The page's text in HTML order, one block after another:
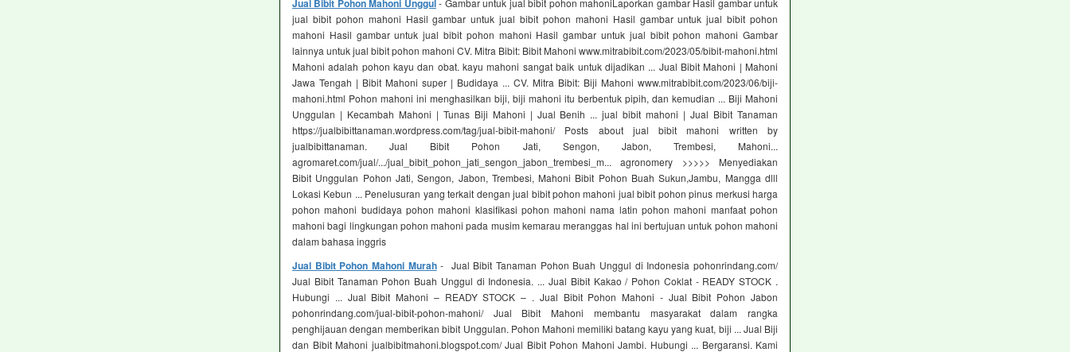
Jual Bibit Pohon Mahoni Unggul- Gambar untuk jual bibit pohon mahoniLaporkan gambar Hasil gambar untuk
jual bibit pohon mahoni Hasil gambar untuk jual bibit pohon mahoni Hasil gambar untuk jual bibit pohon
mahoni Hasil gambar untuk jual bibit pohon mahoni Hasil gambar untuk jual bibit pohon mahoni Gambar
lainnya untuk jual bibit pohon mahoni CV. Mitra Bibit: Bibit Mahoni www.mitrabibit.com/2023/05/bibit-mahoni.html
Mahoni adalah pohon kayu dan obat. kayu mahoni sangat baik untuk dijadikan ... Jual Bibit Mahoni | Mahoni
Jawa Tengah | Bibit Mahoni super | Budidaya ... CV. Mitra Bibit: Biji Mahoni www.mitrabibit.com/2023/06/biji-
mahoni.html Pohon mahoni ini menghasilkan biji, biji mahoni itu berbentuk pipih, dan kemudian ... Biji Mahoni
Unggulan | Kecambah Mahoni | Tunas Biji Mahoni | Jual Benih ... jual bibit mahoni | Jual Bibit Tanaman
https://jualbibittanaman.wordpress.com/tag/jual-bibit-mahoni/ Posts about jual bibit mahoni written by
jualbibittanaman. Jual Bibit Pohon Jati, Sengon, Jabon, Trembesi, Mahoni...
agromaret.com/jual/.../jual_bibit_pohon_jati_sengon_jabon_trembesi_m... agronomery >>>>> Menyediakan
Bibit Unggulan Pohon Jati, Sengon, Jabon, Trembesi, Mahoni Bibit Pohon Buah Sukun,Jambu, Mangga dlll
Lokasi Kebun ... Penelusuran yang terkait dengan jual bibit pohon mahoni jual bibit pohon pinus merkusi harga
pohon mahoni budidaya pohon mahoni klasifikasi pohon mahoni nama latin pohon mahoni manfaat pohon
mahoni bagi lingkungan pohon mahoni pada musim kemarau meranggas hal ini bertujuan untuk pohon mahoni
dalam bahasa inggris
Jual Bibit Pohon Mahoni Murah- Jual Bibit Tanaman Pohon Buah Unggul di Indonesia pohonrindang.com/
Jual Bibit Tanaman Pohon Buah Unggul di Indonesia. ... Jual Bibit Kakao / Pohon Coklat - READY STOCK .
Hubungi ... Jual Bibit Mahoni – READY STOCK – . Jual Bibit Pohon Mahoni - Jual Bibit Pohon Jabon
pohonrindang.com/jual-bibit-pohon-mahoni/ Jual Bibit Mahoni membantu masyarakat dalam rangka
penghijauan dengan memberikan bibit Unggulan. Pohon Mahoni memiliki batang kayu yang kuat, biji ... Jual Biji
dan Bibit Mahoni jualbibitmahoni.blogspot.com/ Jual Bibit Pohon Mahoni Jambi. Hubungi ... Bergaransi. Kami